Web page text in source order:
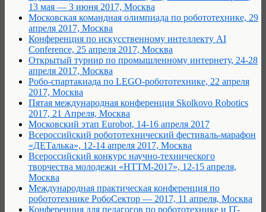
13 мая — 3 июня 2017, Москва
Московская командная олимпиада по робототехнике, 29
апреля 2017, Москва
Конференция по искусственному интеллекту AI
Conference, 25 апреля 2017, Москва
Открытый турнир по промышленному интернету, 24-28
апреля 2017, Москва
Робо-спартакиада по LEGO-робототехнике, 22 апреля
2017, Москва
Пятая международная конференция Skolkovo Robotics
2017, 21 Апреля, Москва
Московский этап Eurobot, 14-16 апреля 2017
Всероссийский робототехнический фестиваль-марафон
«ДЕТалька», 12-14 апреля 2017, Москва
Всероссийский конкурс научно-технического
творчества молодежи «НТТМ-2017», 12-15 апреля,
Москва
Международная практическая конференция по
робототехнике РобоСектор — 2017, 11 апреля, Москва
Конференция для педагогов по робототехнике и IT-